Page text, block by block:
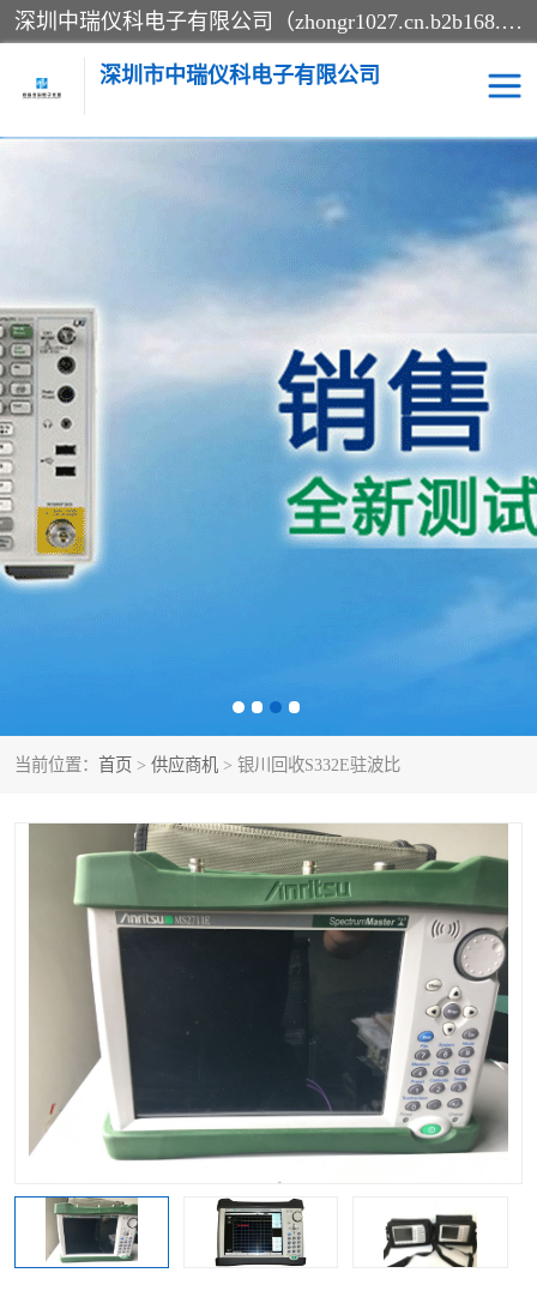
深圳中瑞仪科电子有限公司（zhongr1027.cn.b2b168.com）主要从事回收二手仪器，工厂仪器，回收示波器，KeysightE4980A，FLUKE754，MT8852B，IFR3920，Agilent N4010A，MT8852B等业务，全国统一热线：13570873835。深圳中瑞仪科电子有限公司整批或单出，专业评估高价回收工厂闲置仪器。
深圳市中瑞仪科电子有限公司
当前位置： 首页 > 供应商机 > 银川回收S332E驻波比
测试仪
信号发生器
电阻-功率计 频谱分析仪
万用表 综合测试仪
蓝牙测试仪 网络分析仪
过程校验仪 电桥测试仪
泰克示波器
函数信号发生器
校准仪 阻抗分析仪